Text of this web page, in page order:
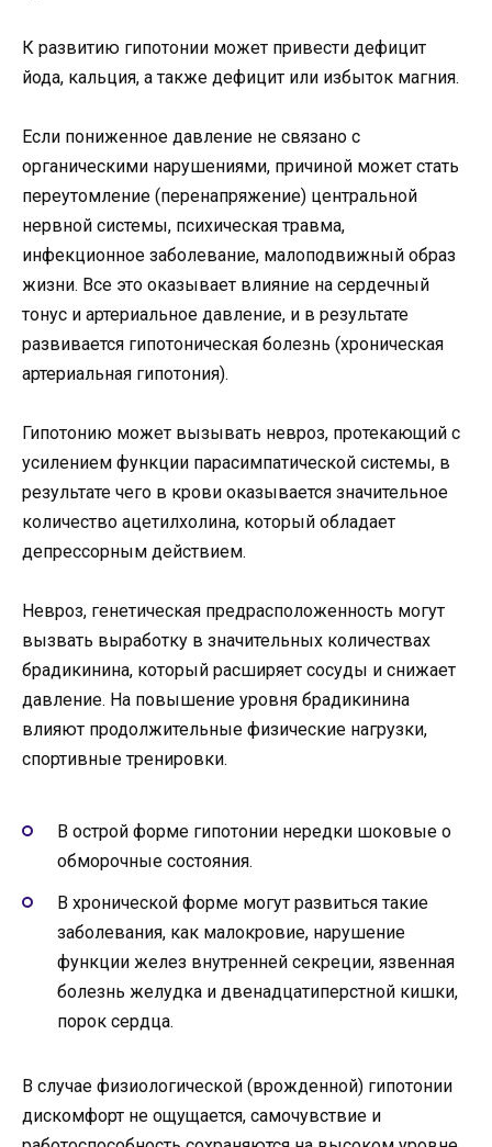
К развитию гипотонии может привести дефицит
йода, кальция, а также дефицит или избыток магния.
Если пониженное давление не связано с
органическими нарушениями, причиной может стать
переутомление (перенапряжение) центральной
нервной системы, психическая травма,
инфекционное заболевание, малоподвижный образ
жизни. Все это оказывает влияние на сердечный
тонус и артериальное давление, и в результате
развивается гипотоническая болезнь (хроническая
артериальная гипотония).
Гипотонию может вызывать невроз, протекающий с
усилением функции парасимпатической системы, в
результате чего в крови оказывается значительное
количество ацетилхолина, который обладает
депрессорным действием.
Невроз, генетическая предрасположенность могут
вызвать выработку в значительных количествах
брадикинина, который расширяет сосуды и снижает
давление. На повышение уровня брадикинина
влияют продолжительные физические нагрузки,
спортивные тренировки.
В острой форме гипотонии нередки шоковые о
обморочные состояния.
В хронической форме могут развиться такие
заболевания, как малокровие, нарушение
функции желез внутренней секреции, язвенная
болезнь желудка и двенадцатиперстной кишки,
порок сердца.
В случае физиологической (врожденной) гипотонии
дискомфорт не ощущается, самочувствие и